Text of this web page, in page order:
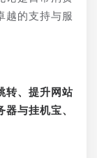
越的支持与服
转、提升网站
与挂机宝、